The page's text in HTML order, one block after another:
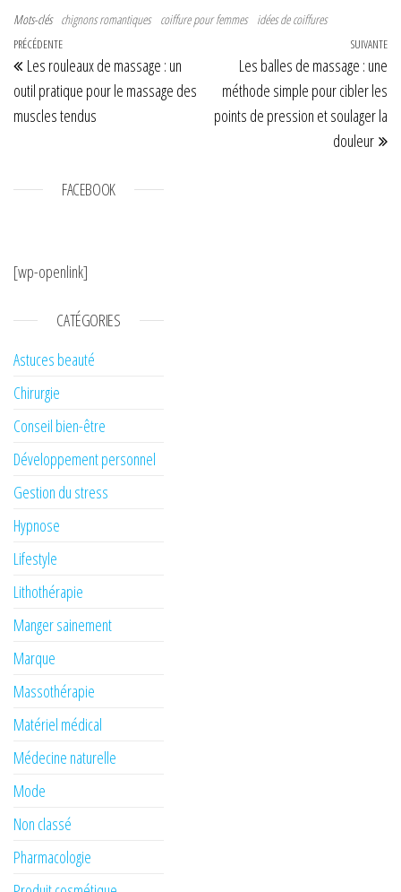
Mots-clés chignons romantiques coiffure pour femmes idées de coiffures
Navigation de l’article
Article précédent
PRÉCÉDENTE
Les rouleaux de massage : un
outil pratique pour le massage des
muscles tendus
SUIVANTE
Les balles de massage : une
méthode simple pour cibler les
points de pression et soulager la
douleur
FACEBOOK
[wp-openlink]
CATÉGORIES
Astuces beauté
Chirurgie
Conseil bien-être
Développement personnel
Gestion du stress
Hypnose
Lifestyle
Lithothérapie
Manger sainement
Marque
Massothérapie
Matériel médical
Médecine naturelle
Mode
Non classé
Pharmacologie